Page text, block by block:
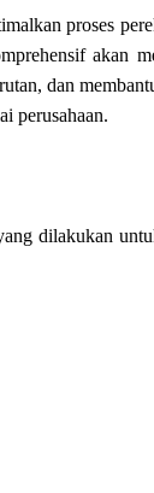
proses
akan
dan
perusahaan.
dilakukan